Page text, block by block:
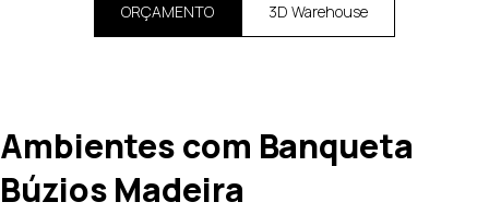
ORÇAMENTO 3D Warehouse
Ambientes com Banqueta
Búzios Madeira